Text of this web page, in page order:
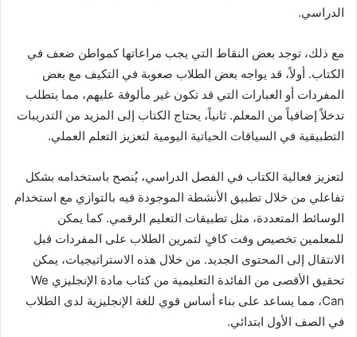
الدراسي.
مع ذلك، توجد بعض النقاط التي يجب مراعاتها كمواطن ضعف في
الكتاب. أولاً، قد يواجه بعض الطلاب صعوبة في التكيف مع بعض
المفردات أو العبارات التي قد تكون غير مألوفة عليهم، مما يتطلب
تدخلاً إضافياً من المعلم. ثانياً، يحتاج الكتاب إلى المزيد من التدريبات
التطبيقية في السياقات الحياتية اليومية لتعزيز التعلم العملي.
لتعزيز فعالية الكتاب في الفصل الدراسي، يُنصح باستخدامه بشكل
تفاعلي من خلال تطبيق الأنشطة الموجودة فيه بالتوازي مع استخدام
الوسائط المتعددة، مثل تطبيقات التعليم الرقمي. كما يمكن
للمعلمين تخصيص وقت كافٍ لتمرين الطلاب على المفردات قبل
الانتقال إلى المحتوى الجديد. من خلال هذه الاستراتيجيات، يمكن
تحقيق الأقصى من الفائدة التعليمية من كتاب مادة الإنجليزي We
Can، مما يساعد على بناء أساس قوي للغة الإنجليزية لدى الطلاب
في الصف الأول ابتدائي.